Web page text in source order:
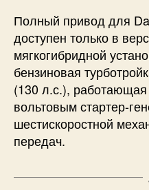
Полный привод для
доступен только в
мягкогибридной
бензиновая
(130 л.с.),
вольтовым стартер-
шестискоростной
передач.